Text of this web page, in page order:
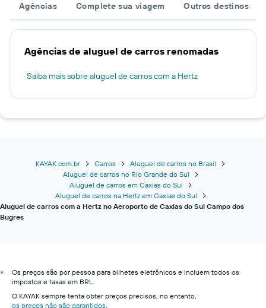
Agências Complete sua viagem Outros destinos
Agências de aluguel de carros renomadas
Saiba mais sobre aluguel de carros com a Hertz
KAYAK.com.br Carros
Aluguel de carros no Brasil
Aluguel de carros no Rio Grande do Sul
Aluguel de carros em Caxias do Sul
Aluguel de carros na Hertz em Caxias do Sul
Aluguel de carros com a Hertz no Aeroporto de Caxias do Sul Campo dos
Bugres
*
Os preços são por pessoa para bilhetes eletrônicos e incluem todos os
impostos e taxas em BRL.
O KAYAK sempre tenta obter preços precisos, no entanto,
os preços não são garantidos.